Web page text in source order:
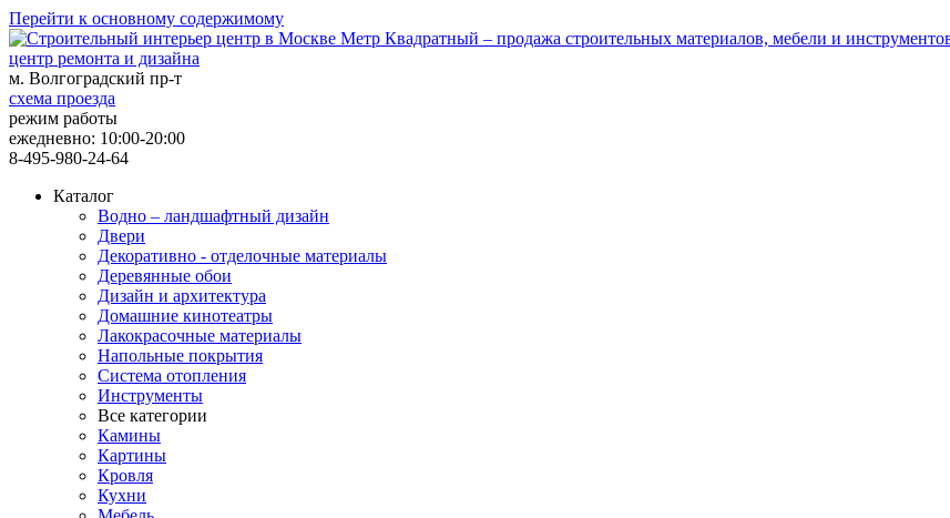
Перейти к основному содержимому
центр ремонта и дизайна
м. Волгоградский пр-т
схема проезда
режим работы
ежедневно: 10:00-20:00
8-495-980-24-64
Каталог
Водно – ландшафтный дизайн
Двери
Декоративно - отделочные материалы
Деревянные обои
Дизайн и архитектура
Домашние кинотеатры
Лакокрасочные материалы
Напольные покрытия
Система отопления
Инструменты
Все категории
Камины
Картины
Кровля
Кухни